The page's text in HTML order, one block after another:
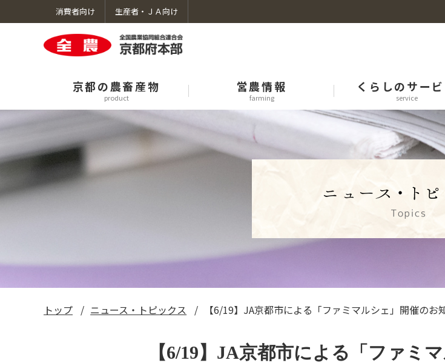
消費者向け 生産者・ＪＡ向け
京都の農畜産物
product
営農情報
farming
くらしのサー
service
京都の特産品のトップへ 新着一覧
京都のお米・麦・豆
営農情報のトップへ 新着一覧
農機・資材
くらしのサービスのトップへ 新着一覧
自動車サービスセンター
ＪＡ全農京都のトップへ 事業概要
公式SNS一覧
採用情報のトップへ 新卒採用
キャリア（中途）採用
トップ ニュース・トピックス 【6/19】JA京都市による「ファミマルシェ」開催のお
【6/19】JA京都市による「ファミ